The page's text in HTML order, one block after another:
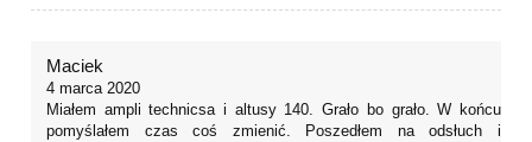
Maciek
4 marca 2020
Miałem ampli technicsa i altusy 140. Grało bo grało. W końcu
pomyślałem czas coś zmienić. Poszedłem na odsłuch i